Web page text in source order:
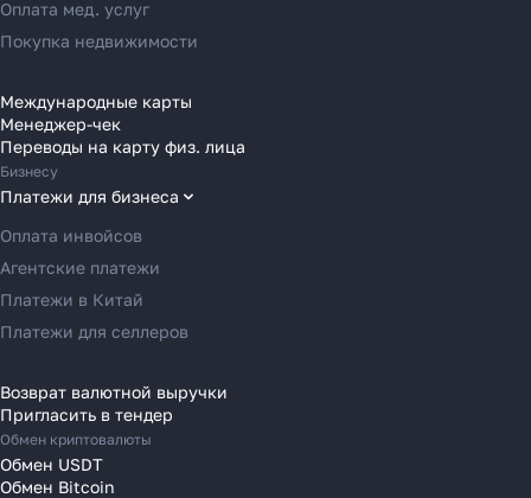
Переводы в Россию
Переводы в Австрию
Переводы в Болгарию
Переводы в Венгрию
Переводы в Великобританию
Переводы в Грецию
Переводы в Германию
Переводы в Ирландию
Переводы в Испанию
Переводы в Италию
Переводы в Латвию
Переводы в Литву
Переводы в Молдавию
Переводы в Монако
Оплата мед. услуг
Покупка недвижимости
Международные карты
Менеджер-чек
Переводы на карту физ. лица
Бизнесу
Платежи для бизнеса
Оплата инвойсов
Агентские платежи
Платежи в Китай
Платежи для селлеров
Возврат валютной выручки
Пригласить в тендер
Обмен криптовалюты
Обмен USDT
Обмен Bitcoin
Как перевести деньги
за 2 часа вместо 120
Рассказали, почему банки
уступили место платёжным
агентам в 2025 году